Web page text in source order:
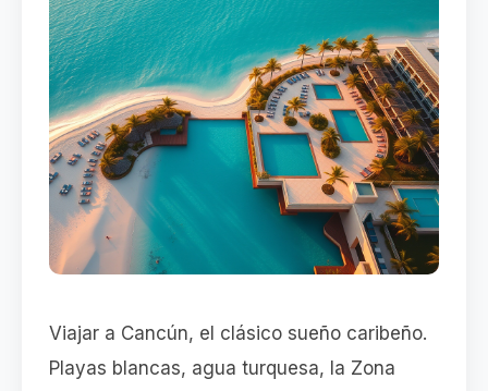
Viajar a Cancún, el clásico sueño caribeño.
Playas blancas, agua turquesa, la Zona